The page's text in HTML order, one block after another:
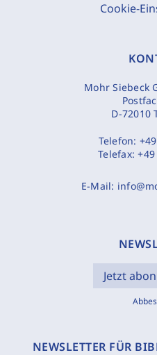
Cookie-
Mohr Siebeck
D-72010
Telefon:
Telefax:
E-Mail:
Jetzt
NEWSLETTER FÜR